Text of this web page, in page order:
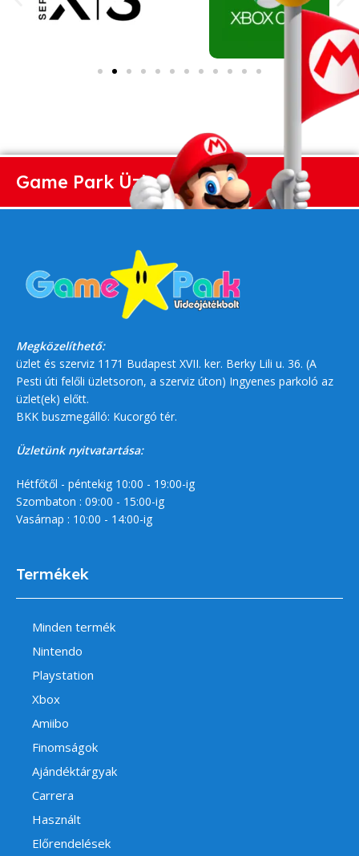
Game Park Üzlet
Megközelíthető:
üzlet és szerviz 1171 Budapest XVII. ker. Berky Lili u. 36. (A
Pesti úti felőli üzletsoron, a szerviz úton) Ingyenes parkoló az
üzlet(ek) előtt.
BKK buszmegálló: Kucorgó tér.
Üzletünk nyitvatartása:
Hétfőtől - péntekig 10:00 - 19:00-ig
Szombaton : 09:00 - 15:00-ig
Vasárnap : 10:00 - 14:00-ig
Termékek
Minden termék
Nintendo
Playstation
Xbox
Amiibo
Finomságok
Ajándéktárgyak
Carrera
Használt
Előrendelések